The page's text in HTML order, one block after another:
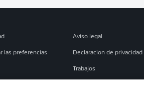
Aviso legal
las preferencias Declaracion de privacidad
Trabajos